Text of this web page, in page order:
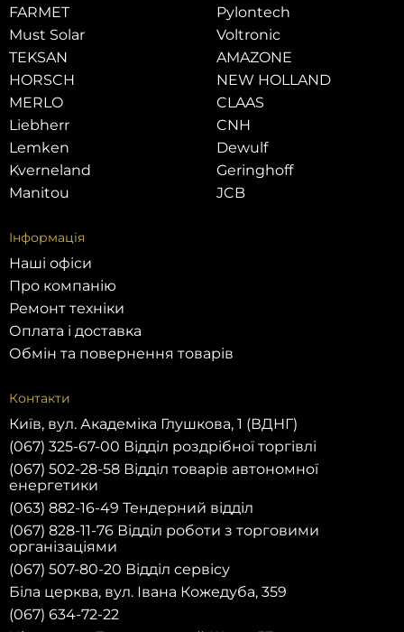
FARMET
Must Solar
TEKSAN
HORSCH
MERLO
Liebherr
Lemken
Kverneland
Manitou
Pylontech
Voltronic
AMAZONE
NEW HOLLAND
CLAAS
CNH
Dewulf
Geringhoff
JCB
Інформація
Наші офіси
Про компанію
Ремонт техніки
Оплата і доставка
Обмін та повернення товарів
Контакти
Київ, вул. Академіка Глушкова, 1 (ВДНГ)
(067) 325-67-00 Відділ роздрібної торгівлі
(067) 502-28-58 Відділ товарів автономної
енергетики
(063) 882-16-49 Тендерний відділ
(067) 828-11-76 Відділ роботи з торговими
організаціями
(067) 507-80-20 Відділ сервісу
Біла церква, вул. Івана Кожедуба, 359
(067) 634-72-22